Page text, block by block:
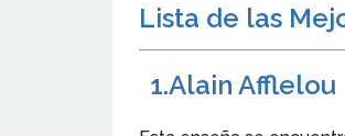
Lista de las
1.Alain Afflelou